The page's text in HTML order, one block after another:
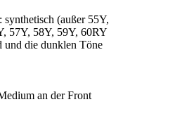
synthetisch (außer 55Y,
57Y, 58Y, 59Y, 60RY
die dunklen Töne
an der Front